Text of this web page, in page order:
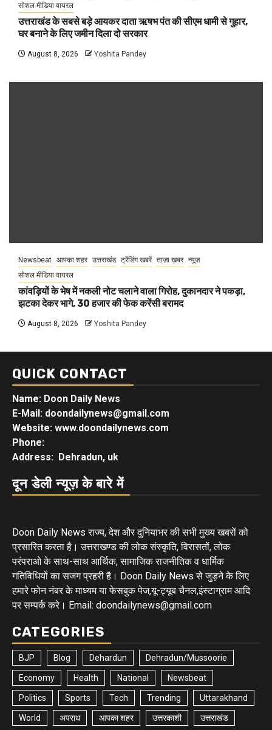
सोशल मीडिया वायरल
उत्तराखंड के सबसे बड़े आयकर दाता ऋषभ पंत की सीएम धामी से गुहार,
घर बनाने के लिए जमीन दिला दो सरकार
August 8, 2026 Yoshita Pandey
Newsbeat आपका शहर उत्तराखंड ट्रेंडिंग खबरें ताज़ा ख़बर न्यूज़
सोशल मीडिया वायरल
कांवड़ियों के भेष में नकली नोट चलाने वाला गिरोह, दुकानदार ने पकड़ा,
झटका देकर भागे, 30 हजार की फेक करेंसी बरामद
August 8, 2026 Yoshita Pandey
QUICK CONTACT
Name: Doon Daily News
E-Mail: doondailynews@gmail.com
Website: www.doondailynews.com
Phone:
Address: Dehradun, uk
दून डेली न्यूज़ के बारे में
Doon Daily News राज्य, देश और दुनियाभर की सभी मुख्य खबरों को
प्रसारित करता है। उत्तराखण्ड की लोक संस्कृति, विरासतों, लोक
परंपराओ के साथ-साथ आर्थिक, सामाजिक राजनीतिक व धार्मिक
गतिविधियों का सजग प्रहरी है। Doon Daily News से जुड़ने के लिए
हमारे फोन नंबर के माध्यम या फेसबुक पेज,यू-ट्यूब चैनल,इंस्टाग्राम आदि
पर सम्पर्क करे। Email: doondailynews@gmail.com
CATEGORIES
BJP Blog Dehardun Dehradun/Mussoorie
Economy Health National Newsbeat
Politics Sports Tech Trending Uttarakhand
World अपराध आपका शहर उत्तरकाशी उत्तराखंड